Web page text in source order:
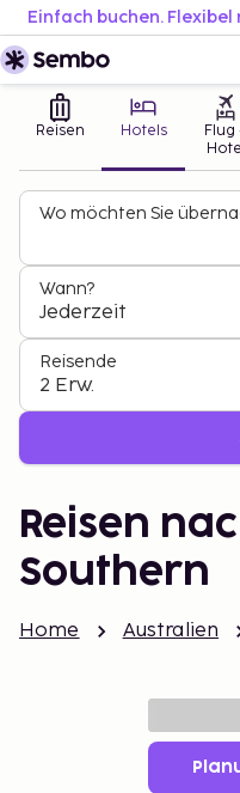
Einfach buchen.
Reisen Hotels
Flug
Wo möchten Sie
Wann?
Jederzeit
Reisende
2 Erw.
Reisen
Southern
Home Australien